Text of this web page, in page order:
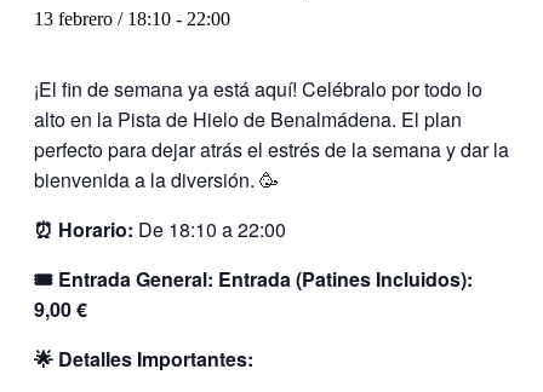
13 febrero / 18:10 - 22:00
¡El fin de semana ya está aquí! Celébralo por todo lo
alto en la Pista de Hielo de Benalmádena. El plan
perfecto para dejar atrás el estrés de la semana y dar la
bienvenida a la diversión. 🥳
⏰ Horario: De 18:10 a 22:00
🎟️ Entrada General: Entrada (Patines Incluidos):
9,00 €
🌟 Detalles Importantes: